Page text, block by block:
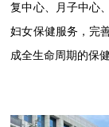
复中心、月子中心
妇女保健服务，完
成全生命周期的保